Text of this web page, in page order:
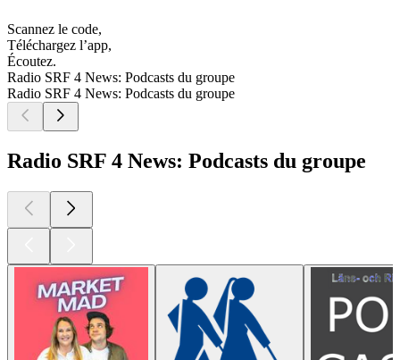
Scannez le code,
Téléchargez l’app,
Écoutez.
Radio SRF 4 News: Podcasts du groupe
Radio SRF 4 News: Podcasts du groupe
Radio SRF 4 News: Podcasts du groupe